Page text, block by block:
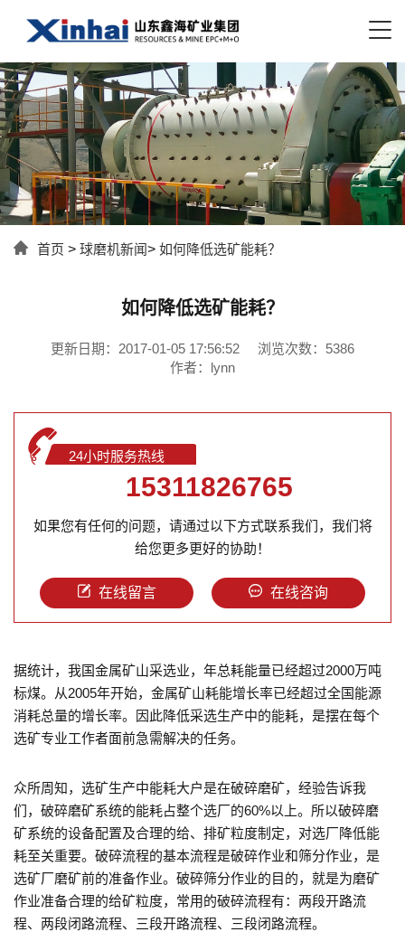
首页 > 球磨机新闻> 如何降低选矿能耗？
如何降低选矿能耗？
更新日期：2017-01-05 17:56:52
浏览次数：5386
作者：lynn
24小时服务热线
15311826765
如果您有任何的问题，请通过以下方式联系我们，我们将
给您更多更好的协助！
在线留言 在线咨询
据统计，我国金属矿山采选业，年总耗能量已经超过2000万吨
标煤。从2005年开始，金属矿山耗能增长率已经超过全国能源
消耗总量的增长率。因此降低采选生产中的能耗，是摆在每个
选矿专业工作者面前急需解决的任务。
众所周知，选矿生产中能耗大户是在破碎磨矿，经验告诉我
们，破碎磨矿系统的能耗占整个选厂的60%以上。所以破碎磨
矿系统的设备配置及合理的给、排矿粒度制定，对选厂降低能
耗至关重要。破碎流程的基本流程是破碎作业和筛分作业，是
选矿厂磨矿前的准备作业。破碎筛分作业的目的，就是为磨矿
作业准备合理的给矿粒度，常用的破碎流程有：两段开路流
程、两段闭路流程、三段开路流程、三段闭路流程。